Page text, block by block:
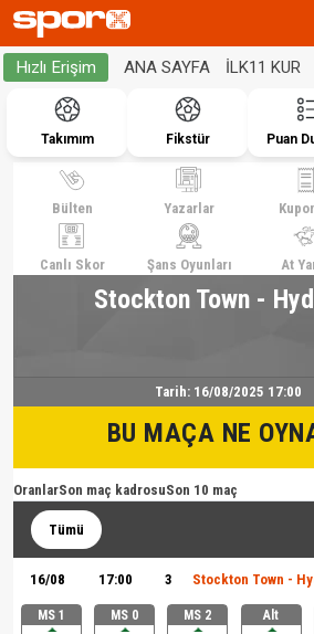
Hızlı Erişim ANA SAYFA İLK11 KUR
Takımım Fikstür Puan
Bülten Yazarlar
Canlı Skor Şans Oyunları At
Stockton Town -
Tarih: 16/08/2025 17:00
BU MAÇA NE
OranlarSon maç kadrosuSon 10 maç
Tümü
16/08 17:00 3 Stockton Town -
MS 1
MS 0
MS 2
Alt